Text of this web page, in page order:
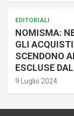
EDITORIALI
NOMISMA:
GLI
SCENDONO
ESCLUSE
9 Luglio 2024